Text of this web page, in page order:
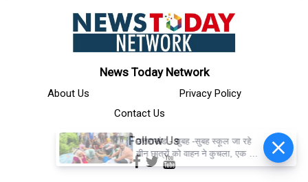
News Today Network
About Us
Privacy Policy
Contact Us
Follow Us
उत्तराखंड - सुबह -सुबह स्कूल जा रहे
तीन छात्रों को वाहन ने कुचला, एक की
मौत, दो गंभीर घायल